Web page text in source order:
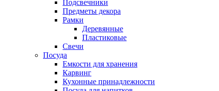
Подсвечники
Предметы декора
Рамки
Деревянные
Пластиковые
Свечи
Посуда
Емкости для хранения
Карвинг
Кухонные принадлежности